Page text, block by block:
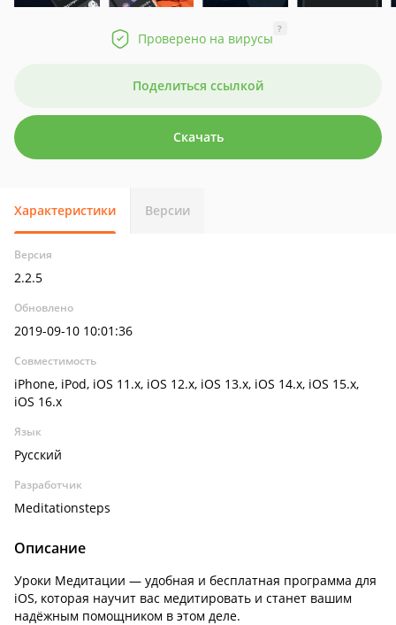
Проверено на вирусы
?
Поделиться ссылкой
Скачать
Характеристики Версии
Версия
2.2.5
Обновлено
2019-09-10 10:01:36
Совместимость
iPhone, iPod, iOS 11.x, iOS 12.x, iOS 13.x, iOS 14.x, iOS 15.x,
iOS 16.x
Язык
Русский
Разработчик
Meditationsteps
Описание
Уроки Медитации — удобная и бесплатная программа для
iOS, которая научит вас медитировать и станет вашим
надёжным помощником в этом деле.